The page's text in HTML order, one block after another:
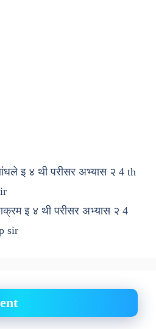
इ ४ थी परीसर अभ्यास २ 4 th
इ ४ थी परीसर अभ्यास २ 4
sir